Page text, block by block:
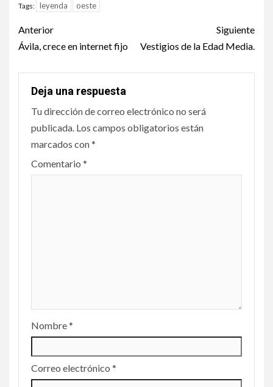
Tags: leyenda oeste
Post
navigation
Anterior
Ávila, crece en internet fijo
Siguiente
Vestigios de la Edad Media.
Deja una respuesta
Tu dirección de correo electrónico no será
publicada. Los campos obligatorios están
marcados con*
Comentario *
Nombre*
Correo electrónico *